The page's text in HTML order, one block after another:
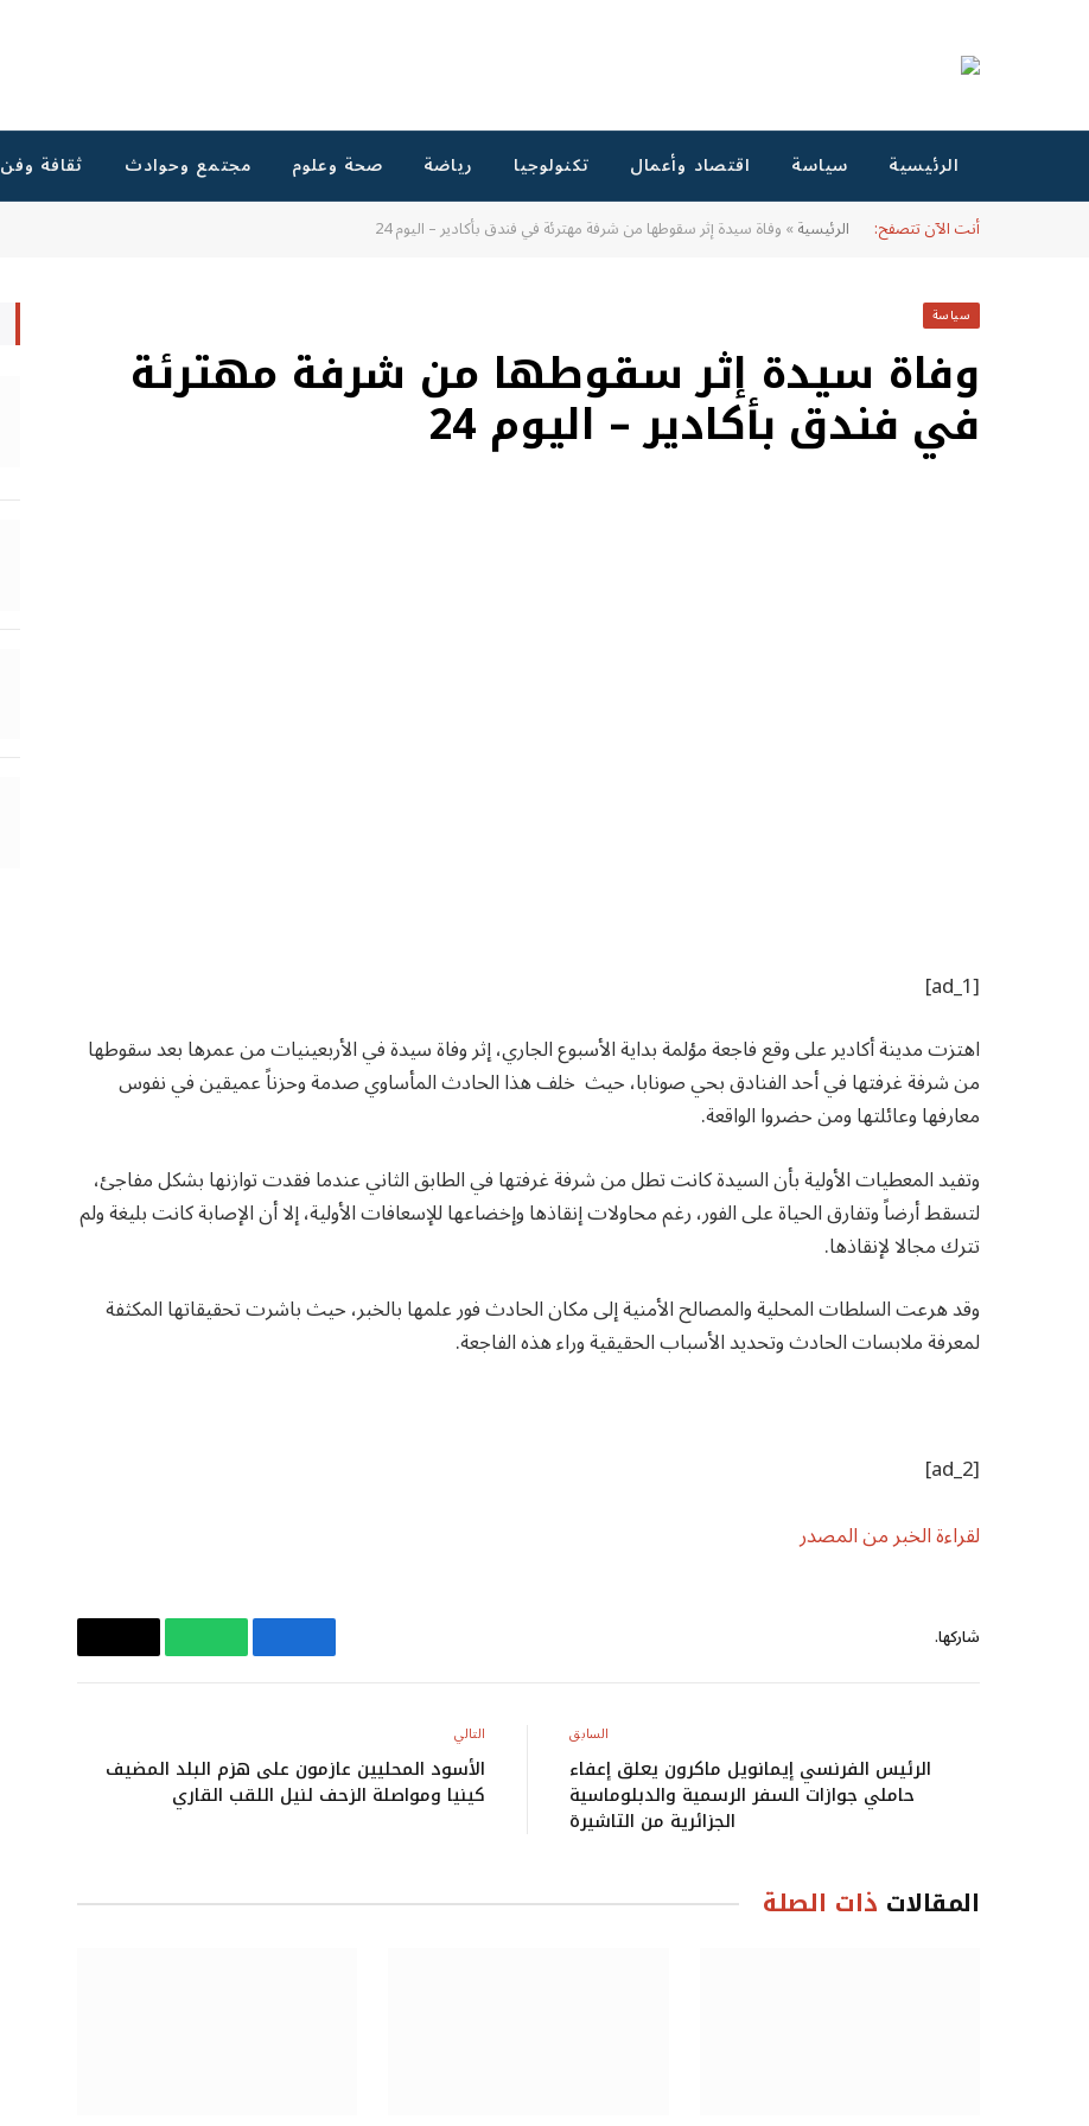
الرئيسية سياسة اقتصاد وأعمال تكنولوجيا رياضة صحة وعلوم مجتمع وحوادث ثقافة وفن
أنت الآن تتصفح: الرئيسية»وفاة سيدة إثر سقوطها من شرفة مهترئة في فندق بأكادير – اليوم 24
سياسة
وفاة سيدة إثر سقوطها من شرفة مهترئة
في فندق بأكادير – اليوم 24
[ad_1]
اهتزت مدينة أكادير على وقع فاجعة مؤلمة بداية الأسبوع الجاري، إثر وفاة سيدة في الأربعينيات من عمرها بعد سقوطها
من شرفة غرفتها في أحد الفنادق بحي صونابا، حيث خلف هذا الحادث المأساوي صدمة وحزناً عميقين في نفوس
معارفها وعائلتها ومن حضروا الواقعة.
وتفيد المعطيات الأولية بأن السيدة كانت تطل من شرفة غرفتها في الطابق الثاني عندما فقدت توازنها بشكل مفاجئ،
لتسقط أرضاً وتفارق الحياة على الفور، رغم محاولات إنقاذها وإخضاعها للإسعافات الأولية، إلا أن الإصابة كانت بليغة ولم
تترك مجالا لإنقاذها.
وقد هرعت السلطات المحلية والمصالح الأمنية إلى مكان الحادث فور علمها بالخبر، حيث باشرت تحقيقاتها المكثفة
لمعرفة ملابسات الحادث وتحديد الأسباب الحقيقية وراء هذه الفاجعة.
[ad_2]
لقراءة الخبر من المصدر
شاركها. فيسبوك واتساب Copy
السابق
الرئيس الفرنسي إيمانويل ماكرون يعلق إعفاء
حاملي جوازات السفر الرسمية والدبلوماسية
الجزائرية من التاشيرة
التالي
الأسود المحليين عازمون على هزم البلد المضيف
كينيا ومواصلة الزحف لنيل اللقب القاري
المقالات ذات الصلة